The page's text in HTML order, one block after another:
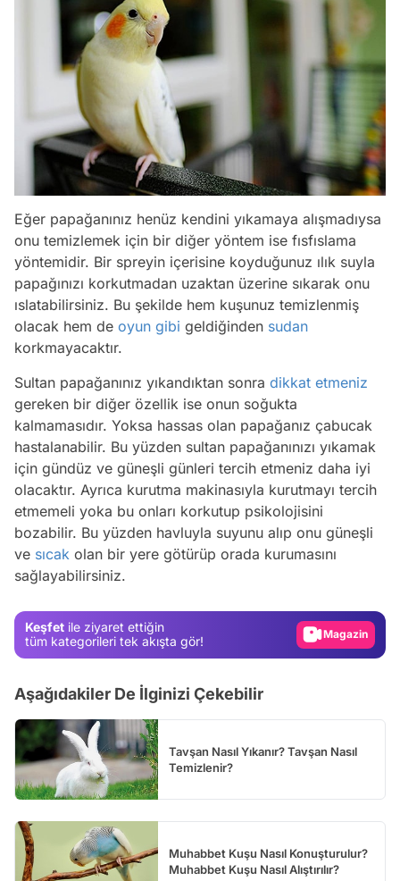
Eğer papağanınız henüz kendini yıkamaya alışmadıysa
onu temizlemek için bir diğer yöntem ise fısfıslama
yöntemidir. Bir spreyin içerisine koyduğunuz ılık suyla
papağınızı korkutmadan uzaktan üzerine sıkarak onu
ıslatabilirsiniz. Bu şekilde hem kuşunuz temizlenmiş
olacak hem de oyun gibi geldiğinden sudan
korkmayacaktır.
Sultan papağanınız yıkandıktan sonra dikkat etmeniz
gereken bir diğer özellik ise onun soğukta
kalmamasıdır. Yoksa hassas olan papağanız çabucak
hastalanabilir. Bu yüzden sultan papağanınızı yıkamak
için gündüz ve güneşli günleri tercih etmeniz daha iyi
olacaktır. Ayrıca kurutma makinasıyla kurutmayı tercih
etmemeli yoka bu onları korkutup psikolojisini
bozabilir. Bu yüzden havluyla suyunu alıp onu güneşli
ve sıcak olan bir yere götürüp orada kurumasını
sağlayabilirsiniz.
Keşfet ile ziyaret ettiğin
tüm kategorileri tek akışta gör!
Magazin
Video
Aşağıdakiler De İlginizi Çekebilir
Tavşan Nasıl Yıkanır? Tavşan Nasıl
Temizlenir?
Muhabbet Kuşu Nasıl Konuşturulur?
Muhabbet Kuşu Nasıl Alıştırılır?